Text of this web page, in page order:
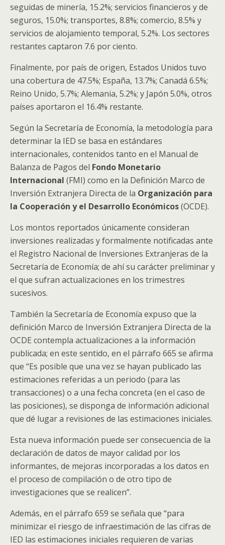
seguidas de minería, 15.2%; servicios financieros y de
seguros, 15.0%; transportes, 8.8%; comercio, 8.5% y
servicios de alojamiento temporal, 5.2%. Los sectores
restantes captaron 7.6 por ciento.
Finalmente, por país de origen, Estados Unidos tuvo
una cobertura de 47.5%; España, 13.7%; Canadá 6.5%;
Reino Unido, 5.7%; Alemania, 5.2%; y Japón 5.0%, otros
países aportaron el 16.4% restante.
Según la Secretaría de Economía, la metodología para
determinar la IED se basa en estándares
internacionales, contenidos tanto en el Manual de
Balanza de Pagos del Fondo Monetario
Internacional (FMI) como en la Definición Marco de
Inversión Extranjera Directa de la Organización para
la Cooperación y el Desarrollo Económicos(OCDE).
Los montos reportados únicamente consideran
inversiones realizadas y formalmente notificadas ante
el Registro Nacional de Inversiones Extranjeras de la
Secretaría de Economía; de ahí su carácter preliminar y
el que sufran actualizaciones en los trimestres
sucesivos.
También la Secretaría de Economía expuso que la
definición Marco de Inversión Extranjera Directa de la
OCDE contempla actualizaciones a la información
publicada; en este sentido, en el párrafo 665 se afirma
que “Es posible que una vez se hayan publicado las
estimaciones referidas a un periodo (para las
transacciones) o a una fecha concreta (en el caso de
las posiciones), se disponga de información adicional
que dé lugar a revisiones de las estimaciones iniciales.
Esta nueva información puede ser consecuencia de la
declaración de datos de mayor calidad por los
informantes, de mejoras incorporadas a los datos en
el proceso de compilación o de otro tipo de
investigaciones que se realicen”.
Además, en el párrafo 659 se señala que “para
minimizar el riesgo de infraestimación de las cifras de
IED las estimaciones iniciales requieren de varias